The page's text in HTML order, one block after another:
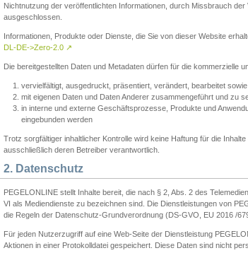
Nichtnutzung der veröffentlichten Informationen, durch Missbrauch
ausgeschlossen.
Informationen, Produkte oder Dienste, die Sie von dieser Website
DL-DE->Zero-2.0 ↗
Die bereitgestellten Daten und Metadaten dürfen für die kommerzielle
vervielfältigt, ausgedruckt, präsentiert, verändert, bearbeitet
mit eigenen Daten und Daten Anderer zusammengeführt und zu
in interne und externe Geschäftsprozesse, Produkte und
eingebunden werden
Trotz sorgfältiger inhaltlicher Kontrolle wird keine Haftung für die
ausschließlich deren Betreiber verantwortlich.
2. Datenschutz
PEGELONLINE stellt Inhalte bereit, die nach § 2, Abs. 2 des
VI als Mediendienste zu bezeichnen sind. Die Dienstleistungen von
die Regeln der Datenschutz-Grundverordnung (DS-GVO, EU 2016 /
Für jeden Nutzerzugriff auf eine Web-Seite der Dienstleistung
Aktionen in einer Protokolldatei gespeichert. Diese Daten sind nicht